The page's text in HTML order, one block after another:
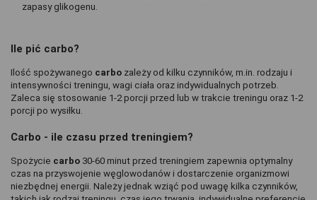
zapasy glikogenu.
Ile pić carbo?
Ilość spożywanego carbo zależy od kilku czynników, m.in. rodzaju i
intensywności treningu, wagi ciała oraz indywidualnych potrzeb.
Zaleca się stosowanie 1-2 porcji przed lub w trakcie treningu oraz 1-2
porcji po wysiłku.
Carbo - ile czasu przed treningiem?
Spożycie carbo 30-60 minut przed treningiem zapewnia optymalny
czas na przyswojenie węglowodanów i dostarczenie organizmowi
niezbędnej energii. Należy jednak wziąć pod uwagę kilka czynników,